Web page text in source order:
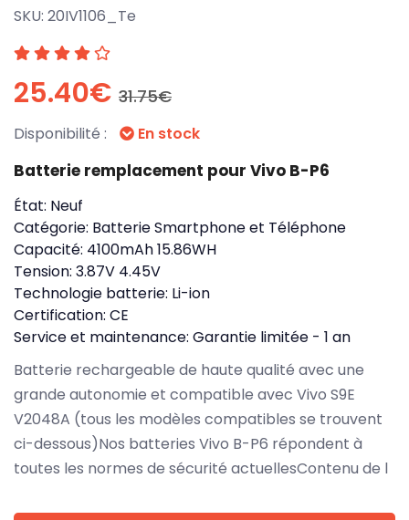
SKU: 20IV1106_Te
25.40€ 31.75€
Disponibilité : En stock
Batterie remplacement pour Vivo B-P6
État: Neuf
Catégorie: Batterie Smartphone et Téléphone
Capacité: 4100mAh 15.86WH
Tension: 3.87V 4.45V
Technologie batterie: Li-ion
Certification: CE
Service et maintenance: Garantie limitée - 1 an
Batterie rechargeable de haute qualité avec une
grande autonomie et compatible avec Vivo S9E
V2048A (tous les modèles compatibles se trouvent
ci-dessous)Nos batteries Vivo B-P6 répondent à
toutes les normes de sécurité actuellesContenu de l